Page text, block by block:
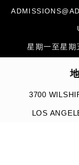
星期一至星
3700
LOS